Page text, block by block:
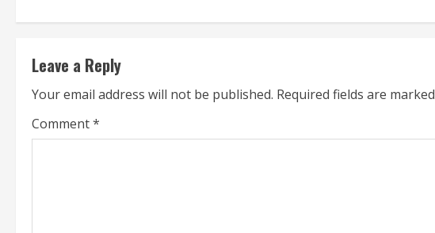
t
i
n
u
e
Leave a Reply
Your email address will not be published. Required fields are marked
Comment*